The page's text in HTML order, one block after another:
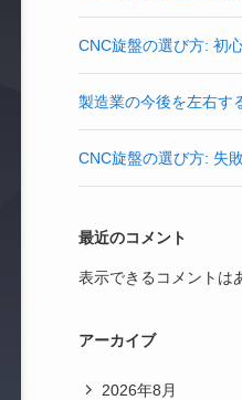
CNC旋盤の選び方: 初
製造業の今後を左右す
CNC旋盤の選び方: 失
最近のコメント
表示できるコメントは
アーカイブ
2026年8月